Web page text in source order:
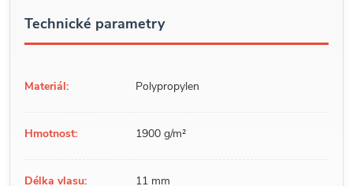
Technické parametry
Materiál: Polypropylen
Hmotnost: 1900 g/m²
Délka vlasu: 11 mm